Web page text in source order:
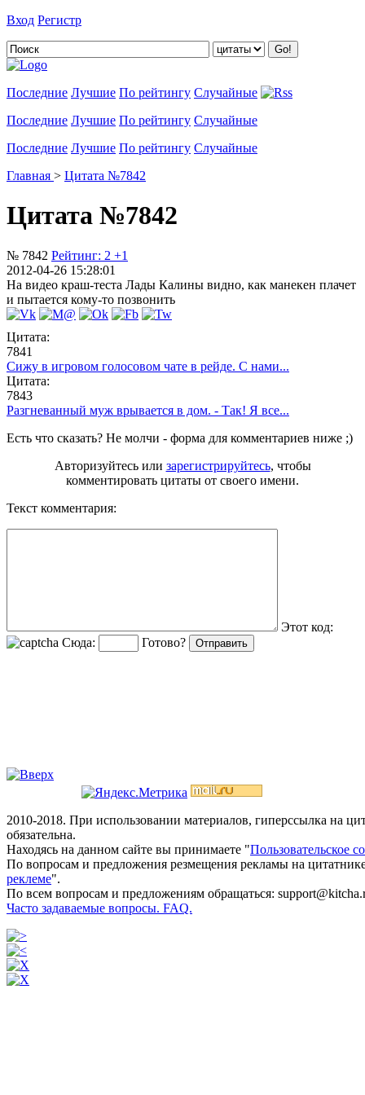
Вход Регистр
Последние Лучшие По рейтингу Случайные
Последние Лучшие По рейтингу Случайные
Последние Лучшие По рейтингу Случайные
Главная > Цитата №7842
Цитата №7842
№ 7842 Рейтинг: 2 +1
2012-04-26 15:28:01
На видео краш-теста Лады Калины видно, как манекен плачет
и пытается кому-то позвонить
Цитата:
7841
Сижу в игровом голосовом чате в рейде. С нами...
Цитата:
7843
Разгневанный муж врывается в дом. - Так! Я все...
Есть что сказать? Не молчи - форма для комментариев ниже ;)
Авторизуйтесь или зарегистрируйтесь, чтобы
комментировать цитаты от своего имени.
Текст комментария:
Этот код:
Сюда:
Готово?
2010-2018. При использовании материалов, гиперссылка на
обязательна.
Находясь на данном сайте вы принимаете "Пользовательское
По вопросам и предложения резмещения рекламы на
реклеме".
По всем вопросам и предложениям обращаться:
Часто задаваемые вопросы. FAQ.